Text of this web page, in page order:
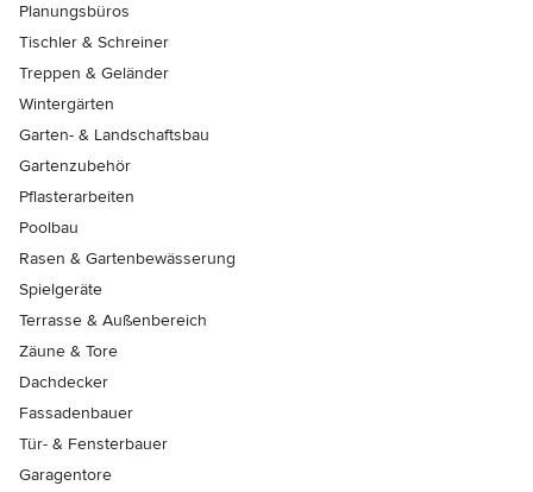
Planungsbüros
Tischler & Schreiner
Treppen & Geländer
Wintergärten
Garten- & Landschaftsbau
Gartenzubehör
Pflasterarbeiten
Poolbau
Rasen & Gartenbewässerung
Spielgeräte
Terrasse & Außenbereich
Zäune & Tore
Dachdecker
Fassadenbauer
Tür- & Fensterbauer
Garagentore